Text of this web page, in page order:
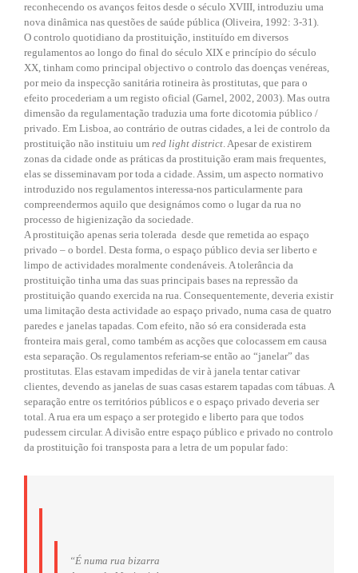
reconhecendo os avanços feitos desde o século XVIII, introduziu uma
nova dinâmica nas questões de saúde pública (Oliveira, 1992: 3-31).
O controlo quotidiano da prostituição, instituído em diversos
regulamentos ao longo do final do século XIX e princípio do século
XX, tinham como principal objectivo o controlo das doenças venéreas,
por meio da inspecção sanitária rotineira às prostitutas, que para o
efeito procederiam a um registo oficial (Garnel, 2002, 2003). Mas outra
dimensão da regulamentação traduzia uma forte dicotomia público /
privado. Em Lisboa, ao contrário de outras cidades, a lei de controlo da
prostituição não instituiu um red light district. Apesar de existirem
zonas da cidade onde as práticas da prostituição eram mais frequentes,
elas se disseminavam por toda a cidade. Assim, um aspecto normativo
introduzido nos regulamentos interessa-nos particularmente para
compreendermos aquilo que designámos como o lugar da rua no
processo de higienização da sociedade.
A prostituição apenas seria tolerada desde que remetida ao espaço
privado – o bordel. Desta forma, o espaço público devia ser liberto e
limpo de actividades moralmente condenáveis. A tolerância da
prostituição tinha uma das suas principais bases na repressão da
prostituição quando exercida na rua. Consequentemente, deveria existir
uma limitação desta actividade ao espaço privado, numa casa de quatro
paredes e janelas tapadas. Com efeito, não só era considerada esta
fronteira mais geral, como também as acções que colocassem em causa
esta separação. Os regulamentos referiam-se então ao “janelar” das
prostitutas. Elas estavam impedidas de vir à janela tentar cativar
clientes, devendo as janelas de suas casas estarem tapadas com tábuas. A
separação entre os territórios públicos e o espaço privado deveria ser
total. A rua era um espaço a ser protegido e liberto para que todos
pudessem circular. A divisão entre espaço público e privado no controlo
da prostituição foi transposta para a letra de um popular fado:
“É numa rua bizarra